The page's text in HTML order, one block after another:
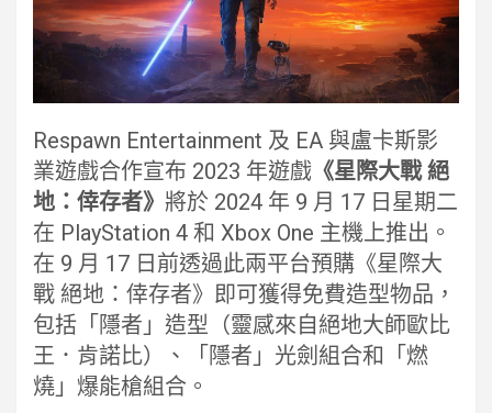
Respawn Entertainment 及 EA 與盧卡斯影
業遊戲合作宣布 2023 年遊戲 《星際大戰 絕
地：倖存者》 將於 2024 年 9 月 17 日星期二
在 PlayStation 4 和 Xbox One 主機上推出。
在 9 月 17 日前透過此兩平台預購《星際大
戰 絕地：倖存者》即可獲得免費造型物品，
包括「隱者」造型（靈感來自絕地大師歐比
王．肯諾比）、「隱者」光劍組合和「燃
燒」爆能槍組合。